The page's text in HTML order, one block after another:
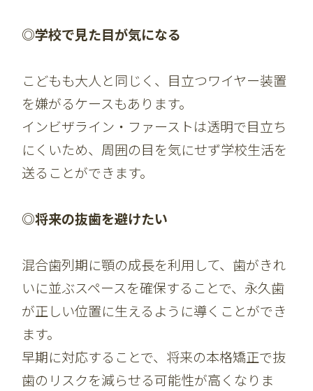
◎学校で見た目が気になる
こどもも大人と同じく、目立つワイヤー装置
を嫌がるケースもあります。
インビザライン・ファーストは透明で目立ち
にくいため、周囲の目を気にせず学校生活を
送ることができます。
◎将来の抜歯を避けたい
混合歯列期に顎の成長を利用して、歯がきれ
いに並ぶスペースを確保することで、永久歯
が正しい位置に生えるように導くことができ
ます。
早期に対応することで、将来の本格矯正で抜
歯のリスクを減らせる可能性が高くなりま